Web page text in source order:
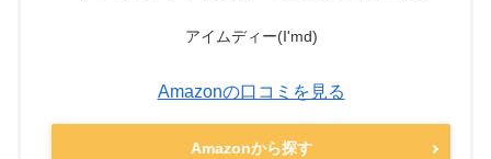
アイムディー(I'md)
Amazonの口コミを見る
Amazonから探す